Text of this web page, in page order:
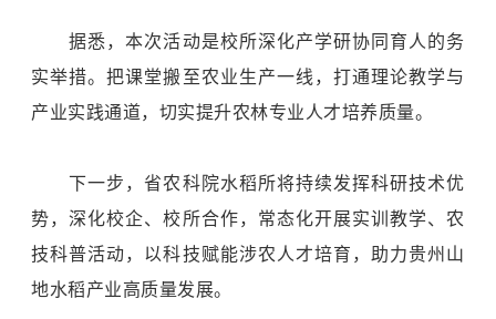
据悉，本次活动是校所深化产学研协同育人的务
实举措。把课堂搬至农业生产一线，打通理论教学与
产业实践通道，切实提升农林专业人才培养质量。
下一步，省农科院水稻所将持续发挥科研技术优
势，深化校企、校所合作，常态化开展实训教学、农
技科普活动，以科技赋能涉农人才培育，助力贵州山
地水稻产业高质量发展。